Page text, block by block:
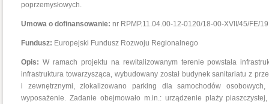
poprzemysłowych.
Umowa o dofinansowanie: nr RPMP.11.04.00-12-0120/18-00-XVII/45/FE/
Fundusz: Europejski Fundusz Rozwoju Regionalnego
Opis: W ramach projektu na rewitalizowanym terenie powstała
infrastruktura towarzysząca, wybudowany został budynek sanitariatu z
i zewnętrznymi, zlokalizowano parking dla samochodów
wyposażenie. Zadanie obejmowało m.in.: urządzenie plaży